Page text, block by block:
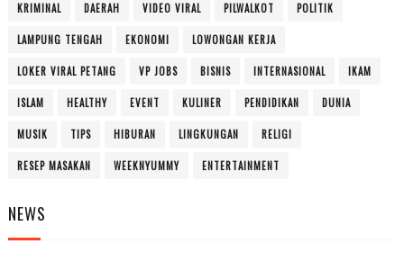
KRIMINAL DAERAH VIDEO VIRAL PILWALKOT POLITIK
LAMPUNG TENGAH EKONOMI LOWONGAN KERJA
LOKER VIRAL PETANG VP JOBS BISNIS INTERNASIONAL IKAM
ISLAM HEALTHY EVENT KULINER PENDIDIKAN DUNIA
MUSIK TIPS HIBURAN LINGKUNGAN RELIGI
RESEP MASAKAN WEEKNYUMMY ENTERTAINMENT
NEWS